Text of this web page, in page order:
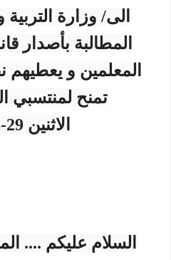
الى/ وزارة
المطالبة بأصدار
المعلمين و
تمنح لمنتسبي
الاثنين 29-8-2016
السلام عليكم ....